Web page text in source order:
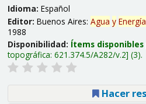
Idioma: Español
Editor: Buenos Aires: Agua y Energía
1988
Disponibilidad: Ítems
topográfica: 621.374.5/A282/v.2 (3).
Hacer